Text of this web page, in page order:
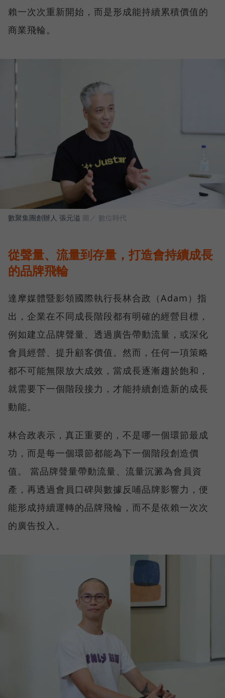
賴一次次重新開始，而是形成能持續累積價值的
商業飛輪。
數聚集團創辦人 張元溢 圖／ 數位時代
從聲量、流量到存量，打造會持續成長
的品牌飛輪
達摩媒體暨影領國際執行長林合政（Adam）指
出，企業在不同成長階段都有明確的經營目標，
例如建立品牌聲量、透過廣告帶動流量，或深化
會員經營、提升顧客價值。然而，任何一項策略
都不可能無限放大成效，當成長逐漸趨於飽和，
就需要下一個階段接力，才能持續創造新的成長
動能。
林合政表示，真正重要的，不是哪一個環節最成
功，而是每一個環節都能為下一個階段創造價
值。 當品牌聲量帶動流量、流量沉澱為會員資
產，再透過會員口碑與數據反哺品牌影響力，便
能形成持續運轉的品牌飛輪，而不是依賴一次次
的廣告投入。